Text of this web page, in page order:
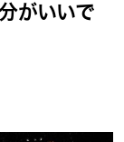
がいいで